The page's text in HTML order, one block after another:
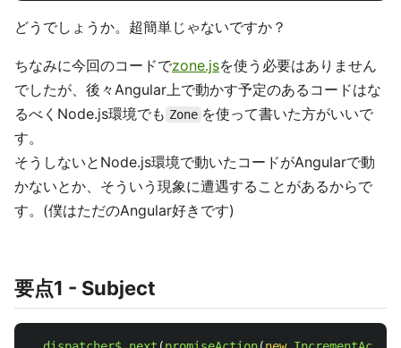
どうでしょうか。超簡単じゃないですか？
ちなみに今回のコードでzone.jsを使う必要はありません
でしたが、後々Angular上で動かす予定のあるコードはな
るべくNode.js環境でも Zone を使って書いた方がいいで
す。
そうしないとNode.js環境で動いたコードがAngularで動
かないとか、そういう現象に遭遇することがあるからで
す。(僕はただのAngular好きです)
要点1 - Subject